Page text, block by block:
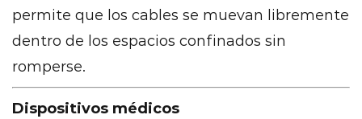
permite que los cables se muevan libremente
dentro de los espacios confinados sin
romperse.
Dispositivos médicos